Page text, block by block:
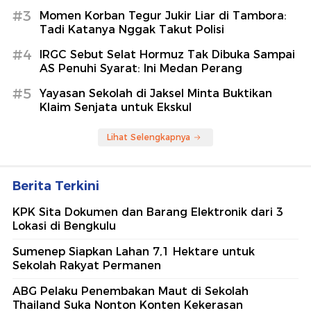
#3
Momen Korban Tegur Jukir Liar di Tambora:
Tadi Katanya Nggak Takut Polisi
#4
IRGC Sebut Selat Hormuz Tak Dibuka Sampai
AS Penuhi Syarat: Ini Medan Perang
#5
Yayasan Sekolah di Jaksel Minta Buktikan
Klaim Senjata untuk Ekskul
Lihat Selengkapnya
Berita Terkini
KPK Sita Dokumen dan Barang Elektronik dari 3
Lokasi di Bengkulu
Sumenep Siapkan Lahan 7,1 Hektare untuk
Sekolah Rakyat Permanen
ABG Pelaku Penembakan Maut di Sekolah
Thailand Suka Nonton Konten Kekerasan